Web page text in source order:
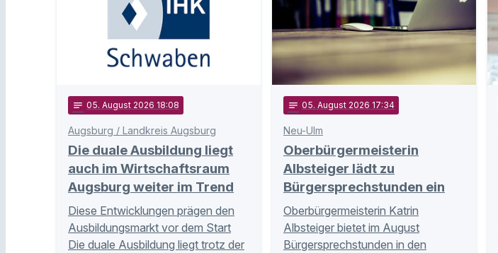
notes 05. August 2026 18:08
Augsburg / Landkreis Augsburg
Die duale Ausbildung liegt
auch im Wirtschaftsraum
Augsburg weiter im Trend
Diese Entwicklungen prägen den
Ausbildungsmarkt vor dem Start
Die duale Ausbildung liegt trotz der
notes 05. August 2026 17:34
Neu-Ulm
Oberbürgermeisterin
Albsteiger lädt zu
Bürgersprechstunden ein
Oberbürgermeisterin Katrin
Albsteiger bietet im August
Bürgersprechstunden in den